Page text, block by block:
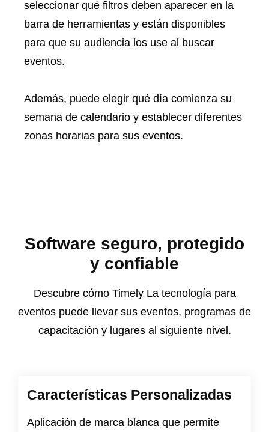
seleccionar qué filtros deben aparecer en la
barra de herramientas y están disponibles
para que su audiencia los use al buscar
eventos.
Además, puede elegir qué día comienza su
semana de calendario y establecer diferentes
zonas horarias para sus eventos.
Software seguro, protegido
y confiable
Descubre cómo Timely La tecnología para
eventos puede llevar sus eventos, programas de
capacitación y lugares al siguiente nivel.
Características Personalizadas
Aplicación de marca blanca que permite